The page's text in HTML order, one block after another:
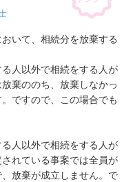
いて、相続分を放棄する
人以外で相続をする人が
棄ののち、放棄しなかっ
ですので、この場合でも
人以外で相続をする人が
れている事案では全員が
放棄が成立しません。で